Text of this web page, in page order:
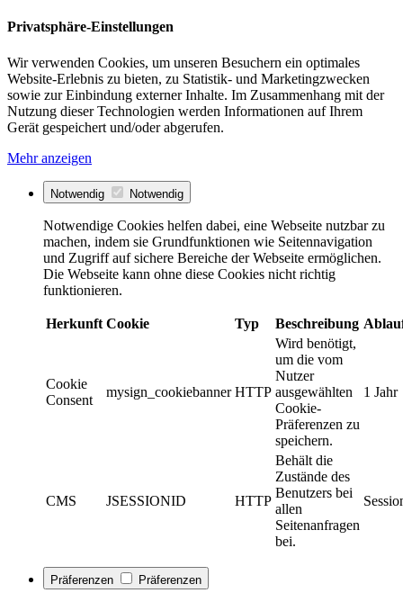
Privatsphäre-Einstellungen
Wir verwenden Cookies, um unseren Besuchern ein optimales
Website-Erlebnis zu bieten, zu Statistik- und Marketingzwecken
sowie zur Einbindung externer Inhalte. Im Zusammenhang mit der
Nutzung dieser Technologien werden Informationen auf Ihrem
Gerät gespeichert und/oder abgerufen.
Mehr anzeigen
Notwendig Notwendig
Notwendige Cookies helfen dabei, eine Webseite nutzbar zu
machen, indem sie Grundfunktionen wie Seitennavigation
und Zugriff auf sichere Bereiche der Webseite ermöglichen.
Die Webseite kann ohne diese Cookies nicht richtig
funktionieren.
Herkunft Cookie Typ Beschreibung
Cookie
Consent
mysign_cookiebanner HTTP
Wird benötigt,
um die vom
Nutzer
ausgewählten
Cookie-
Präferenzen zu
speichern.
1 Jahr
CMS JSESSIONID HTTP
Behält die
Zustände des
Benutzers bei
allen
Seitenanfragen
bei.
Präferenzen Präferenzen